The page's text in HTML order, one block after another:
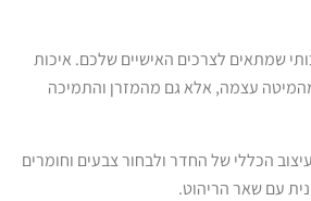
שמתאים לצרכים האישיים שלכם. איכות
עצמה, אלא גם מהמזרן והתמיכה
הכללי של החדר ולבחור צבעים וחומרים
עם שאר הריהוט.